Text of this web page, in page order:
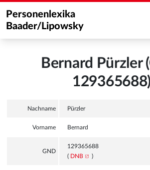
Personenlexika
Baader/Lipowsky
Bernard Pürzler
Nachname Pürzler
Vorname Bernard
GND
129365688
( DNB )